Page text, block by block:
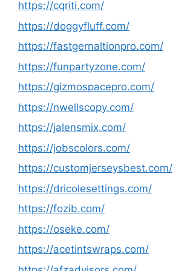
https://cqriti.com/
https://doggyfluff.com/
https://fastgernaltionpro.com/
https://funpartyzone.com/
https://gizmospacepro.com/
https://nwellscopy.com/
https://jalensmix.com/
https://jobscolors.com/
https://customjerseysbest.com/
https://dricolesettings.com/
https://fozib.com/
https://oseke.com/
https://acetintswraps.com/